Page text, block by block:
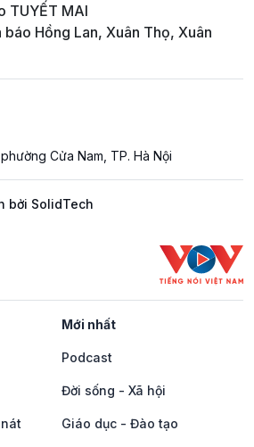
TUYẾT MAI
Hồng Lan, Xuân Thọ, Xuân
Cửa Nam, TP. Hà Nội
bởi SolidTech
Mới nhất
Podcast
Đời sống - Xã hội
Giáo dục - Đào tạo